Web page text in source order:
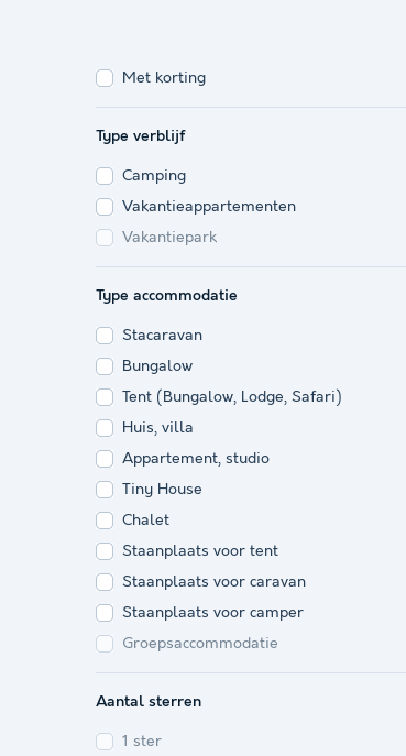
Met korting
Type verblijf
Camping
Vakantieappartementen
Vakantiepark
Type accommodatie
Stacaravan
Bungalow
Tent (Bungalow, Lodge, Safari)
Huis, villa
Appartement, studio
Tiny House
Chalet
Staanplaats voor tent
Staanplaats voor caravan
Staanplaats voor camper
Groepsaccommodatie
Aantal sterren
1 ster